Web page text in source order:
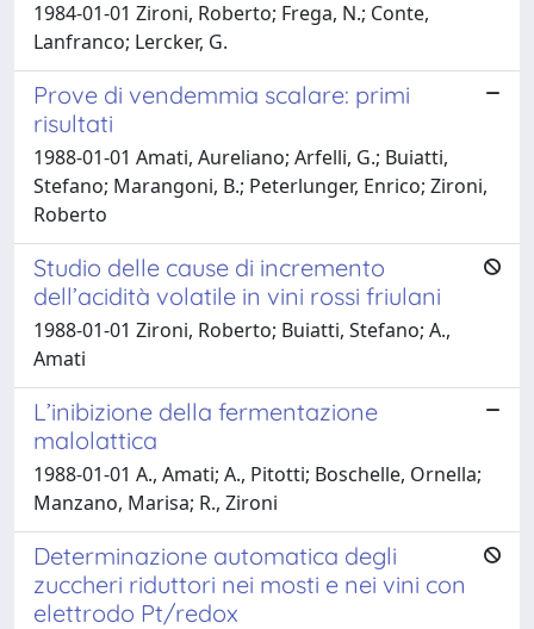
1984-01-01 Zironi, Roberto; Frega, N.; Conte,
Lanfranco; Lercker, G.
Prove di vendemmia scalare: primi
risultati
1988-01-01 Amati, Aureliano; Arfelli, G.; Buiatti,
Stefano; Marangoni, B.; Peterlunger, Enrico; Zironi,
Roberto
Studio delle cause di incremento
dell’acidità volatile in vini rossi friulani
1988-01-01 Zironi, Roberto; Buiatti, Stefano; A.,
Amati
L’inibizione della fermentazione
malolattica
1988-01-01 A., Amati; A., Pitotti; Boschelle, Ornella;
Manzano, Marisa; R., Zironi
Determinazione automatica degli
zuccheri riduttori nei mosti e nei vini con
elettrodo Pt/redox